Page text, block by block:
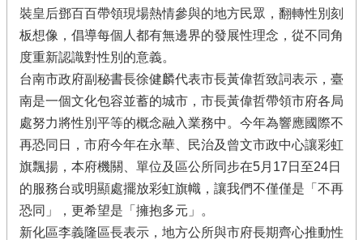
裝皇后鄧百百帶領現場熱情參與的地方民眾，翻轉性別刻
板想像，倡導每個人都有無邊界的發展性理念，從不同角
度重新認識對性別的意義。
台南市政府副秘書長徐健麟代表市長黃偉哲致詞表示，臺
南是一個文化包容並蓄的城市，市長黃偉哲帶領市府各局
處努力將性別平等的概念融入業務中。今年為響應國際不
再恐同日，市府今年在永華、民治及曾文市政中心讓彩虹
旗飄揚，本府機關、單位及區公所同步在5月17日至24日
的服務台或明顯處擺放彩虹旗幟，讓我們不僅僅是「不再
恐同」，更希望是「擁抱多元」。
新化區李義隆區長表示，地方公所與市府長期齊心推動性